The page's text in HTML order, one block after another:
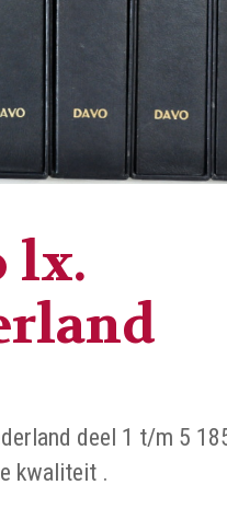
lx.
deel 1 t/m 5
kwaliteit .